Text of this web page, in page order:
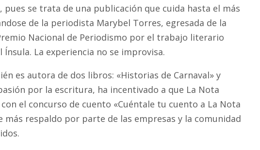
se trata de una publicación que cuida hasta el más
de la periodista Marybel Torres, egresada de la
Nacional de Periodismo por el trabajo literario
La experiencia no se improvisa.
es autora de dos libros: «Historias de Carnaval» y
por la escritura, ha incentivado a que La Nota
el concurso de cuento «Cuéntale tu cuento a La Nota
más respaldo por parte de las empresas y la comunidad